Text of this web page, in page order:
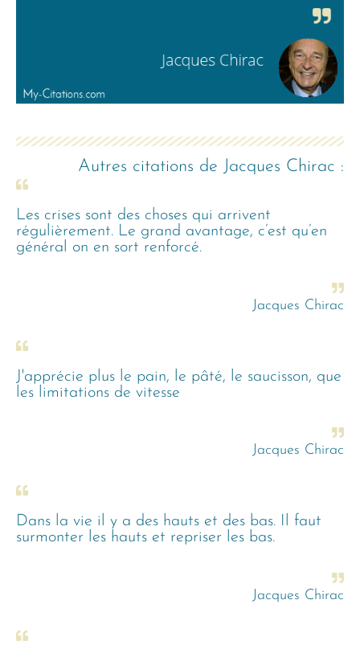
Autres citations de Jacques Chirac :
Les crises sont des choses qui arrivent
régulièrement. Le grand avantage, c’est qu’en
général on en sort renforcé.
Jacques Chirac
J'apprécie plus le pain, le pâté, le saucisson, que
les limitations de vitesse
Jacques Chirac
Dans la vie il y a des hauts et des bas. Il faut
surmonter les hauts et repriser les bas.
Jacques Chirac